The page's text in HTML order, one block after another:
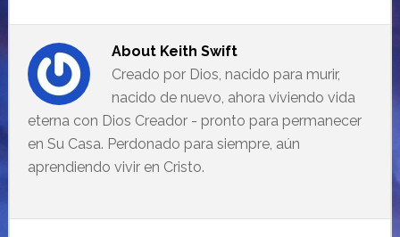
About Keith Swift
Creado por Dios, nacido para murir,
nacido de nuevo, ahora viviendo vida
eterna con Dios Creador - pronto para permanecer
en Su Casa. Perdonado para siempre, aún
aprendiendo vivir en Cristo.